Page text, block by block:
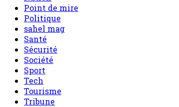
Point de mire
Politique
sahel mag
Santé
Sécurité
Société
Sport
Tech
Tourisme
Tribune